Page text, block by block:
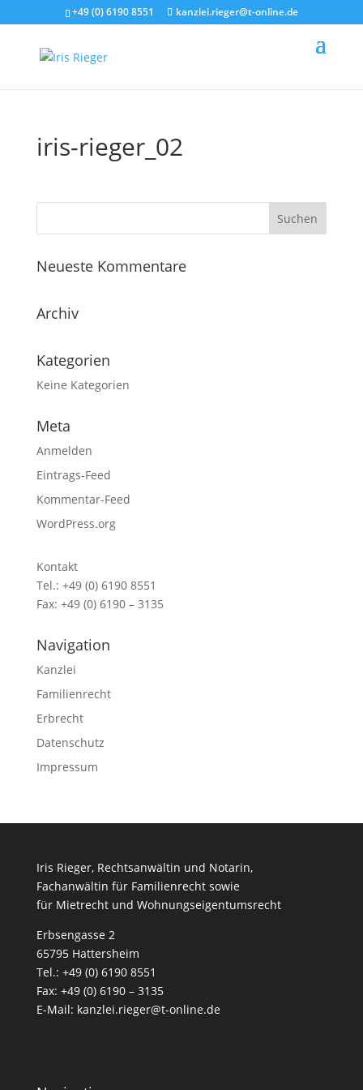
+49 (0) 6190 8551 kanzlei.rieger@t-online.de
iris-rieger_02
Neueste Kommentare
Archiv
Kategorien
Keine Kategorien
Meta
Anmelden
Eintrags-Feed
Kommentar-Feed
WordPress.org
Kontakt
Tel.: +49 (0) 6190 8551
Fax: +49 (0) 6190 – 3135
Navigation
Kanzlei
Familienrecht
Erbrecht
Datenschutz
Impressum
Iris Rieger, Rechtsanwältin und Notarin,
Fachanwältin für Familienrecht sowie
für Mietrecht und Wohnungseigentumsrecht
Erbsengasse 2
65795 Hattersheim
Tel.: +49 (0) 6190 8551
Fax: +49 (0) 6190 – 3135
E-Mail: kanzlei.rieger@t-online.de